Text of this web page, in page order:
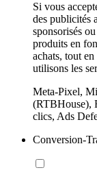
Si vous
des publicités
sponsorisés
produits en
achats, tout
utilisons les
Meta-Pixel,
(RTBHouse),
clics, Ads
Conversion-